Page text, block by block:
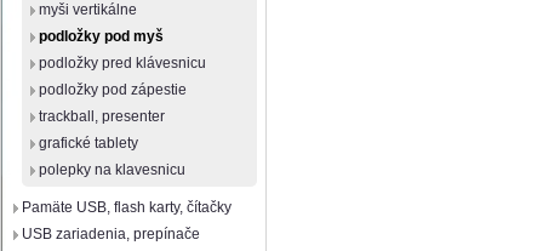
myši vertikálne
podložky pod myš
podložky pred klávesnicu
podložky pod zápestie
trackball, presenter
grafické tablety
polepky na klavesnicu
Pamäte USB, flash karty, čítačky
USB zariadenia, prepínače